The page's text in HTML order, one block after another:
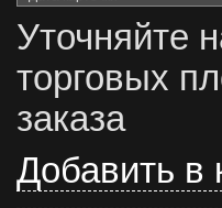
Уточняйте
торговых
заказа
Добавить в